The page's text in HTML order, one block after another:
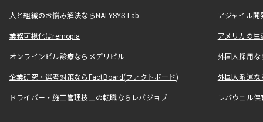
人と組織のお悩み解決ならNALYSYS Lab. アジャイル
業務可視化はremopia アメリカの
オンラインピル診療ならメデリピル 外国人採用
企業研究・選考対策ならFactBoard(ファクトボード) 外国人派遣な
ドライバー・施工管理技士の転職ならレバジョブ レバウェル